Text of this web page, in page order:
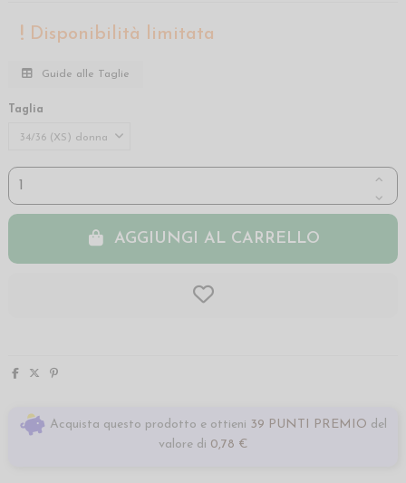
Disponibilità limitata
Guide alle Taglie
Taglia
AGGIUNGI AL CARRELLO
Acquista questo prodotto e ottieni 39 PUNTI PREMIO del
valore di 0,78 €